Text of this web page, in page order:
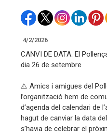
4/2/2026
CANVI DE DATA: El
dia 26 de setembre
⚠️ Amics i amigues del
l’organització hem de
d’agenda del calendari de
hagut de canviar la data
s’havia de celebrar el